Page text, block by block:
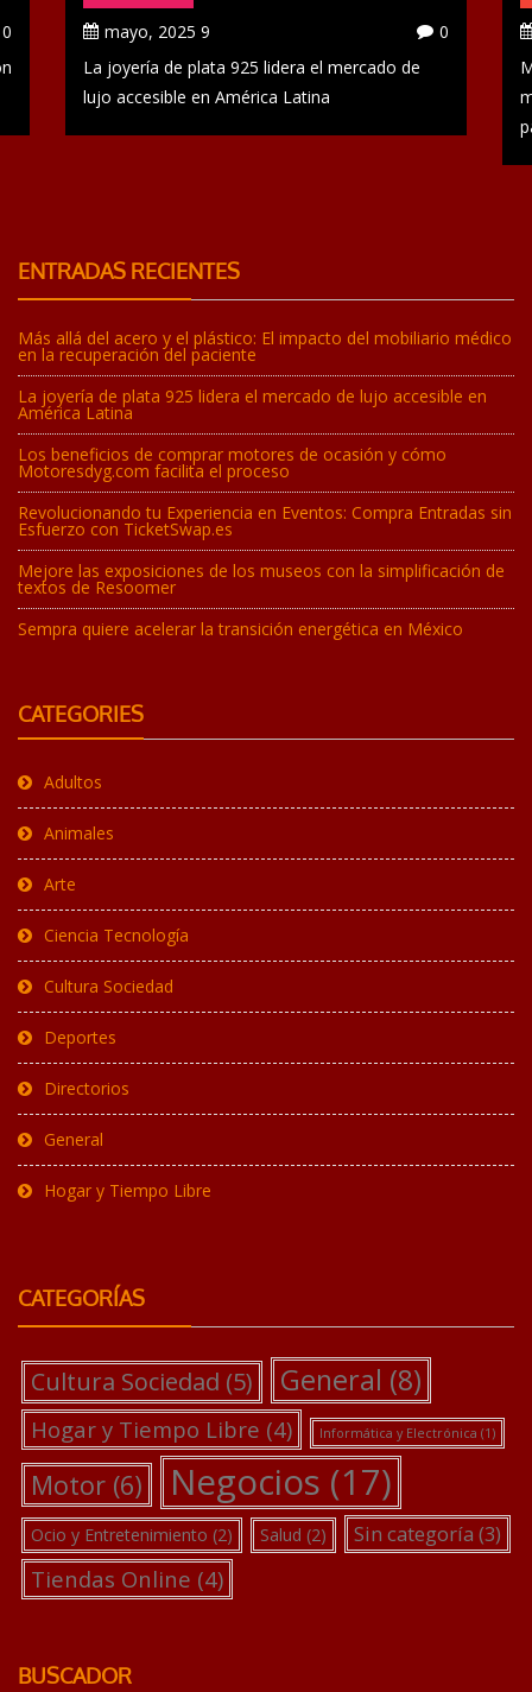
9 mayo, 2025
0
La joyería de plata 925 lidera el mercado de
lujo accesible en América Latina
0
ENTRADAS RECIENTES
Más allá del acero y el plástico: El impacto del mobiliario médico
en la recuperación del paciente
La joyería de plata 925 lidera el mercado de lujo accesible en
América Latina
Los beneficios de comprar motores de ocasión y cómo
Motoresdyg.com facilita el proceso
Revolucionando tu Experiencia en Eventos: Compra Entradas sin
Esfuerzo con TicketSwap.es
Mejore las exposiciones de los museos con la simplificación de
textos de Resoomer
Sempra quiere acelerar la transición energética en México
CATEGORIES
Adultos
Animales
Arte
Ciencia Tecnología
Cultura Sociedad
Deportes
Directorios
General
Hogar y Tiempo Libre
CATEGORÍAS
Cultura Sociedad (5) General (8)
Hogar y Tiempo Libre (4) Informática y Electrónica (1)
Motor (6) Negocios (17)
Ocio y Entretenimiento (2) Salud (2) Sin categoría (3)
Tiendas Online (4)
BUSCADOR